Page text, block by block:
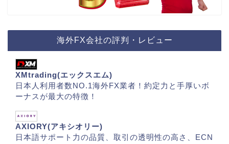
海外FX会社の評判・レビュー
XMtrading(エックスエム)
日本人利用者数NO.1海外FX業者！約定力と手厚いボ
ーナスが最大の特徴！
AXIORY(アキシオリー)
日本語サポート力の品質、取引の透明性の高さ、ECN